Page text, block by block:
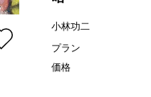
小林功二
プラン
価格